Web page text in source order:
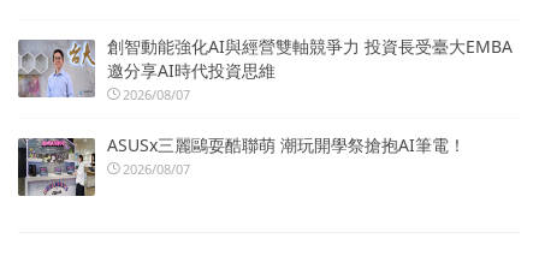
創智動能強化AI與經營雙軸競爭力 投資長受臺大EMBA
邀分享AI時代投資思維
2026/08/07
ASUSx三麗鷗耍酷聯萌 潮玩開學祭搶抱AI筆電！
2026/08/07